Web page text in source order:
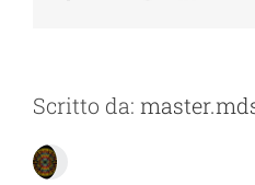
Scritto da: